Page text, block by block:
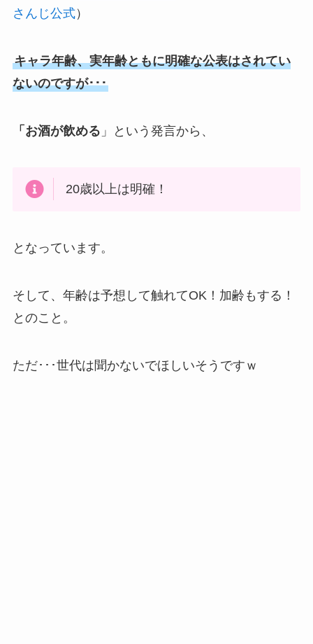
さんじ公式）
キャラ年齢、実年齢ともに明確な公表はされてい
ないのですが･･･
「お酒が飲める 」という発言から、
20歳以上は明確！
となっています。
そして、年齢は予想して触れてOK！加齢もする！
とのこと。
ただ･･･世代は聞かないでほしいそうですｗ